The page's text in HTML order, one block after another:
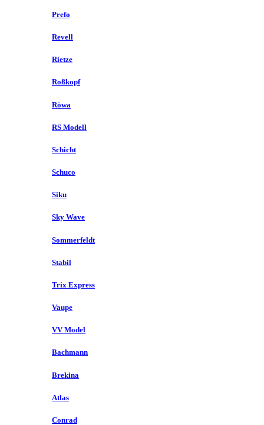
Prefo
Revell
Rietze
Roßkopf
Röwa
RS Modell
Schicht
Schuco
Siku
Sky Wave
Sommerfeldt
Stabil
Trix Express
Vaupe
VV Model
Bachmann
Brekina
Atlas
Conrad